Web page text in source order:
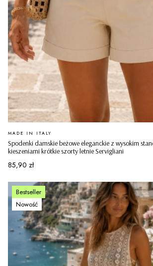
Spodenki damskie beżowe eleganckie z wysokim
kieszeniami krótkie szorty letnie Servigliani
PRODUCENT
MADE IN ITALY
Cena
85,90 zł
Bestseller
Nowość